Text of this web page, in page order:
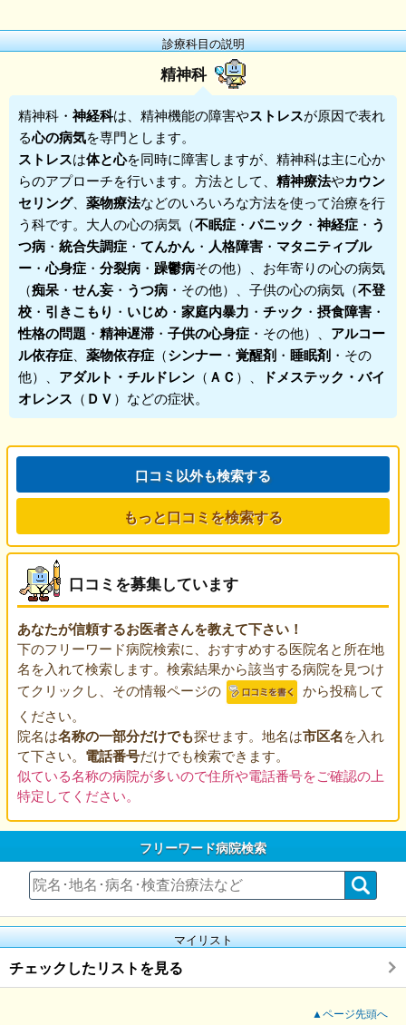
診療科目の説明
精神科
精神科 ・ 神経科は、精神機能の障害やストレスが原因で表れ
る心の病気を専門とします。
ストレスは体と心を同時に障害しますが、精神科は主に心か
らのアプローチを行います。方法として、 精神療法やカウン
セリング、 薬物療法などのいろいろな方法を使って治療を行
う科です。大人の心の病気（不眠症 ・パニック ・ 神経症 ・ う
つ病 ・ 統合失調症 ・ てんかん ・ 人格障害 ・ マタニティブル
ー ・心身症 ・ 分裂病 ・ 躁鬱病その他）、お年寄りの心の病気
（痴呆 ・ せん妄 ・ うつ病 ・その他）、子供の心の病気（不登
校 ・ 引きこもり ・ いじめ ・ 家庭内暴力 ・ チック ・ 摂食障害 ・
性格の問題 ・ 精神遅滞 ・ 子供の心身症 ・その他）、 アルコー
ル依存症
薬物依存症 （シンナー ・ 覚醒剤 ・ 睡眠剤 ・その
他）、 アダルト・チルドレン （ ＡＣ ）、
ドメステック・バイ
オレンス （ ＤＶ）などの症状。
口コミ以外も検索する
もっと口コミを検索する
口コミを募集しています
あなたが信頼するお医者さんを教えて下さい！
下のフリーワード病院検索に、おすすめする医院名と所在地
名を入れて検索します。検索結果から該当する病院を見つけ
てクリックし、その情報ページの
から投稿して
ください。
院名は名称の一部分だけでも探せます。地名は市区名を入れ
て下さい。 電話番号だけでも検索できます。
似ている名称の病院が多いので住所や電話番号をご確認の上
特定してください。
フリーワード病院検索
マイリスト
チェックしたリストを見る
▲ページ先頭へ